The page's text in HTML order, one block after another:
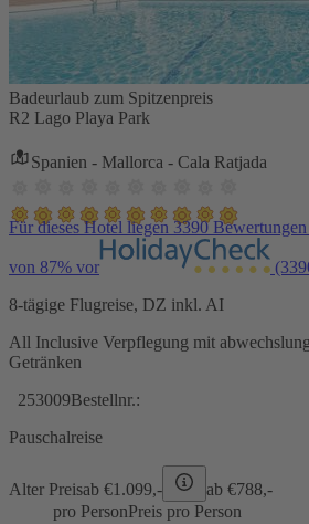
Badeurlaub zum Spitzenpreis
R2 Lago Playa Park
Spanien - Mallorca - Cala Ratjada
Für dieses Hotel liegen 3390
von 87% vor
8-tägige Flugreise, DZ inkl. AI
All Inclusive Verpflegung mit
Getränken
253009Bestellnr.:
Pauschalreise
Alter Preisab €1.099,- ab €788,-
pro PersonPreis pro Person